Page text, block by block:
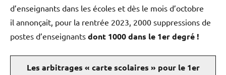
d’enseignants dans les écoles et dès le mois d’octobre
il annonçait, pour la rentrée 2023, 2000 suppressions de
postes d’enseignants dont 1000 dans le 1er degré !
Les arbitrages « carte scolaires » pour le 1er